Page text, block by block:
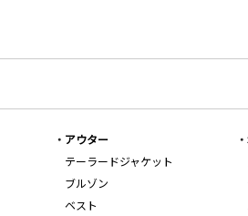
アウター
テーラードジャケット
ブルゾン
ベスト